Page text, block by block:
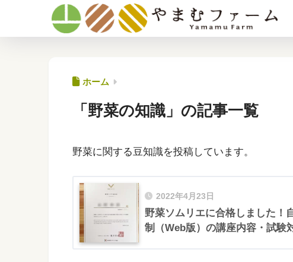
ホーム
「野菜の知識」の記事一覧
野菜に関する豆知識を投稿しています。
2022年4月23日
野菜ソムリエに合格しました！
制（Web版）の講座内容・試験